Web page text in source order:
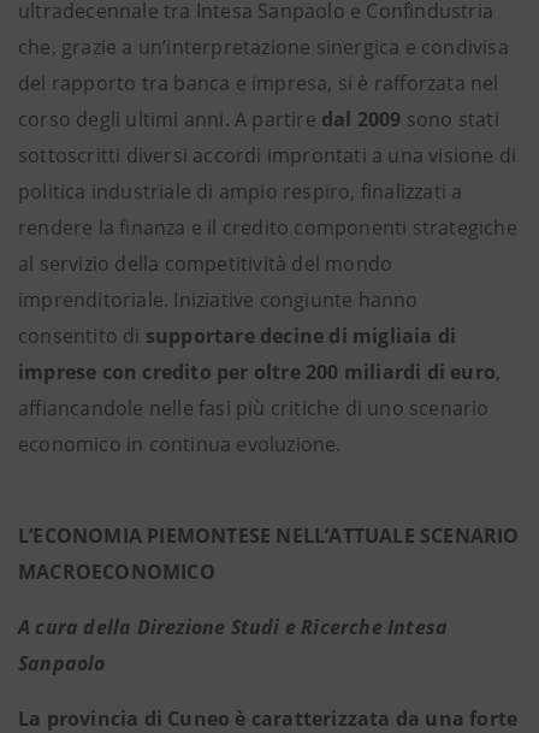
ultradecennale tra Intesa Sanpaolo e Confindustria
che, grazie a un’interpretazione sinergica e condivisa
del rapporto tra banca e impresa, si è rafforzata nel
corso degli ultimi anni. A partire dal 2009 sono stati
sottoscritti diversi accordi improntati a una visione di
politica industriale di ampio respiro, finalizzati a
rendere la finanza e il credito componenti strategiche
al servizio della competitività del mondo
imprenditoriale. Iniziative congiunte hanno
consentito di supportare decine di migliaia di
imprese con credito per oltre 200 miliardi di euro,
affiancandole nelle fasi più critiche di uno scenario
economico in continua evoluzione.
L’ECONOMIA PIEMONTESE NELL’ATTUALE SCENARIO
MACROECONOMICO
A cura della Direzione Studi e Ricerche Intesa
Sanpaolo
La provincia di Cuneo è caratterizzata da una forte